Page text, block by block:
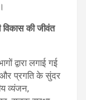
की जीवंत
द्वारा लगाई गई
और प्रगति के सुंदर
व्यंजन,